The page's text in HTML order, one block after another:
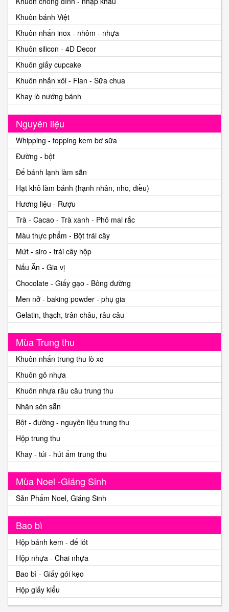
Khuôn bánh Việt
Khuôn nhấn inox - nhôm - nhựa
Khuôn silicon - 4D Decor
Khuôn giấy cupcake
Khuôn nhấn xôi - Flan - Sữa chua
Khay lò nướng bánh
Nguyên liệu
Whipping - topping kem bơ sữa
Đường - bột
Đế bánh lạnh làm sẵn
Hạt khô làm bánh (hạnh nhân, nho, điều)
Hương liệu - Rượu
Trà - Cacao - Trà xanh - Phô mai rắc
Màu thực phẩm - Bột trái cây
Mứt - siro - trái cây hộp
Nấu Ăn - Gia vị
Chocolate - Giấy gạo - Bông đường
Men nở - baking powder - phụ gia
Gelatin, thạch, trân châu, râu câu
Mùa Trung thu
Khuôn nhấn trung thu lò xo
Khuôn gõ nhựa
Khuôn nhựa râu câu trung thu
Nhân sên sẵn
Bột - đường - nguyên liệu trung thu
Hộp trung thu
Khay - túi - hút ẩm trung thu
Mùa Noel -Giáng Sinh
Sản Phẩm Noel, Giáng Sinh
Bao bì
Hộp bánh kem - đế lót
Hộp nhựa - Chai nhựa
Bao bì - Giấy gói kẹo
Hộp giấy kiểu